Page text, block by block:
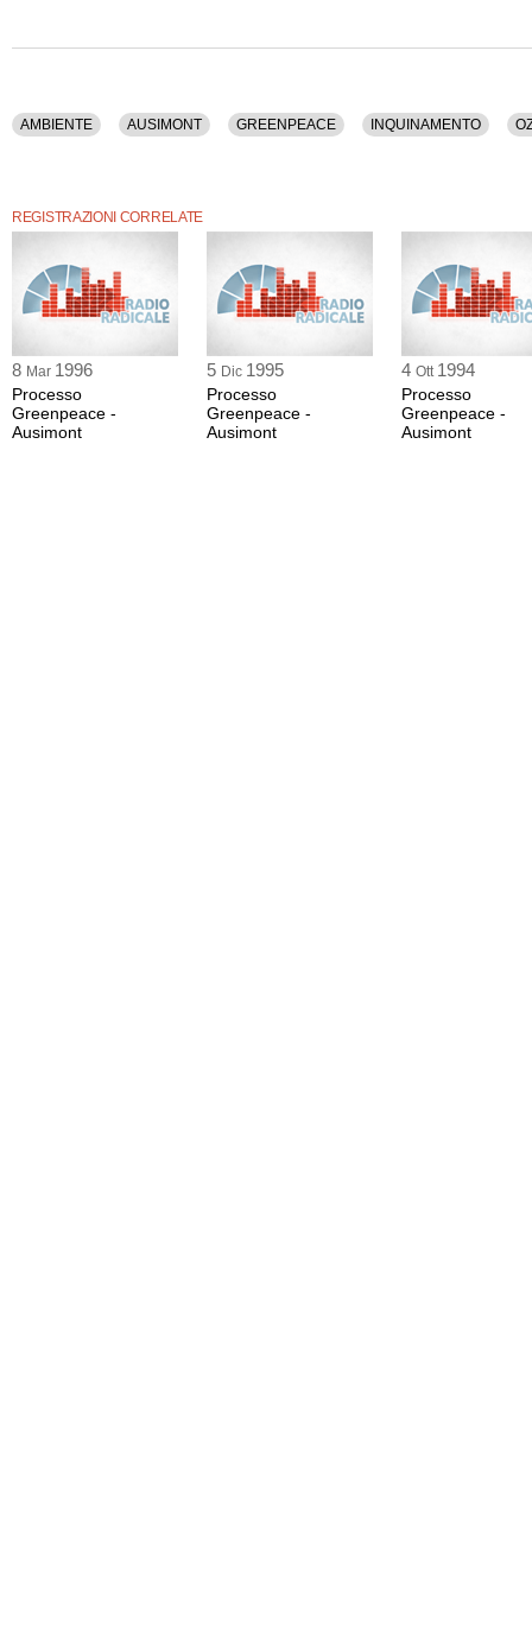
AMBIENTE AUSIMONT GREENPEACE INQUINAMENTO
REGISTRAZIONI CORRELATE
8 Mar 1996
Processo
Greenpeace -
Ausimont
5 Dic 1995
Processo
Greenpeace -
Ausimont
4 Ott 1994
Processo
Greenpeace -
Ausimont